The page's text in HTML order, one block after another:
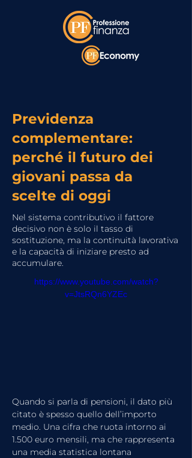
Previdenza
complementare:
perché il futuro dei
giovani passa da
scelte di oggi
Nel sistema contributivo il fattore
decisivo non è solo il tasso di
sostituzione, ma la continuità lavorativa
e la capacità di iniziare presto ad
accumulare.
https://www.youtube.com/watch?
v=JtsRQn6YZEc
Quando si parla di pensioni, il dato più
citato è spesso quello dell’importo
medio. Una cifra che ruota intorno ai
1.500 euro mensili, ma che rappresenta
una media statistica lontana